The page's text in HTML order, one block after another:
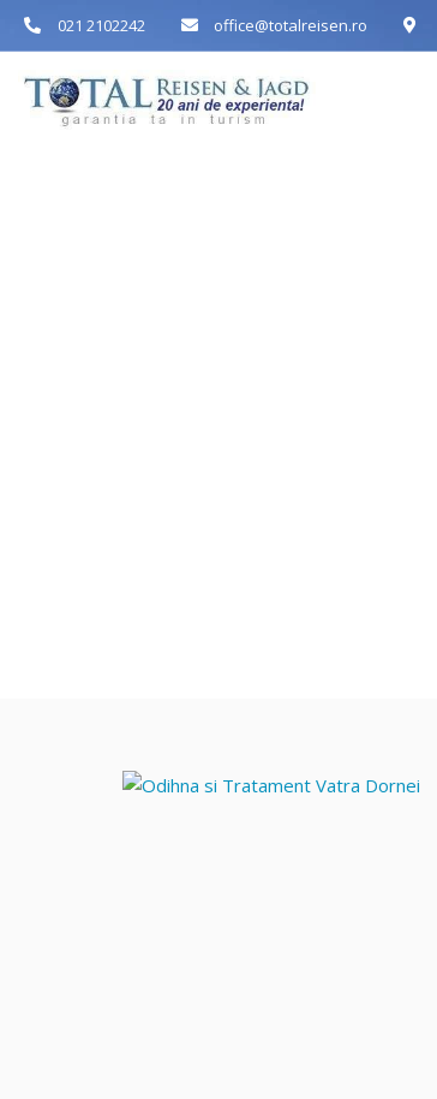
021 2102242 office@totalreisen.ro